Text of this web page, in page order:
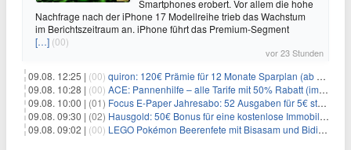
Smartphones erobert. Vor allem die hohe
Nachfrage nach der iPhone 17 Modellreihe trieb das Wachstum
im Berichtszeitraum an. iPhone führt das Premium-Segment
[…] (00)
vor 23 Stunden
09.08. 12:25 | (00) quiron: 120€ Prämie für 12 Monate Sparplan (ab 100€/Monat)
09.08. 10:28 | (00) ACE: Pannenhilfe – alle Tarife mit 50% Rabatt (im ersten Jahr)
09.08. 10:00 | (01) Focus E-Paper Jahresabo: 52 Ausgaben für 5€ statt 207,48€ – per Formular kündbar!
09.08. 09:30 | (02) Hausgold: 50€ Bonus für eine kostenlose Immobilienbewertung
09.08. 09:02 | (00) LEGO Pokémon Beerenfete mit Bisasam und Bidiza für 14,99€